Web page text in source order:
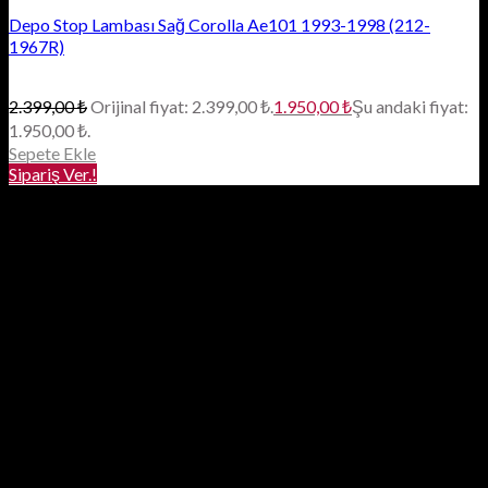
Depo Stop Lambası Sağ Corolla Ae101 1993-1998 (212-
1967R)
2.399,00₺Orijinal fiyat: 2.399,00 ₺.1.950,00₺Şu andaki fiyat:
1.950,00 ₺.
Sepete Ekle
Sipariş Ver.!